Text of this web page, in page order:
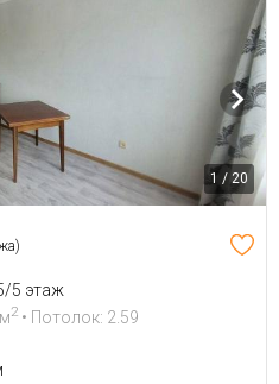
1 / 20
5 этаж
2 • Потолок: 2.59